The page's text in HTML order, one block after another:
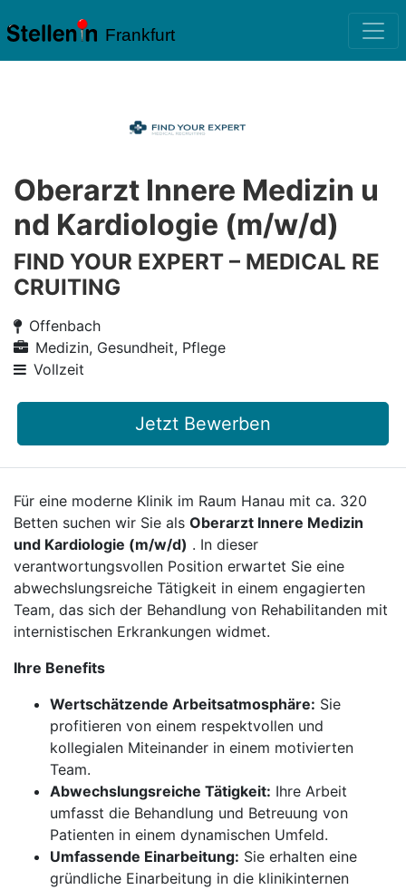
Frankfurt
Oberarzt Innere Medizin u
nd Kardiologie (m/w/d)
FIND YOUR EXPERT – MEDICAL RE
CRUITING
Offenbach
Medizin, Gesundheit, Pflege
Vollzeit
Jetzt Bewerben
Für eine moderne Klinik im Raum Hanau mit ca. 320
Betten suchen wir Sie als Oberarzt Innere Medizin
und Kardiologie (m/w/d) . In dieser
verantwortungsvollen Position erwartet Sie eine
abwechslungsreiche Tätigkeit in einem engagierten
Team, das sich der Behandlung von Rehabilitanden mit
internistischen Erkrankungen widmet.
Ihre Benefits
Wertschätzende Arbeitsatmosphäre: Sie
profitieren von einem respektvollen und
kollegialen Miteinander in einem motivierten
Team.
Abwechslungsreiche Tätigkeit: Ihre Arbeit
umfasst die Behandlung und Betreuung von
Patienten in einem dynamischen Umfeld.
Umfassende Einarbeitung: Sie erhalten eine
gründliche Einarbeitung in die klinikinternen